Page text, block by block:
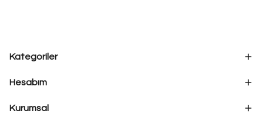
Kategoriler
Hesabım
Kurumsal